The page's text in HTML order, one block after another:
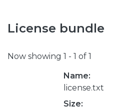
License bundle
Now showing 1 - 1 of 1
Name:
license.txt
Size: